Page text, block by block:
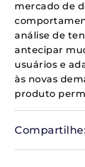
mercado de
análise de
antecipar
usuários e
às novas
produto